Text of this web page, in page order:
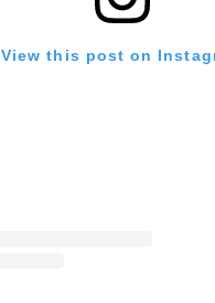
View this post on